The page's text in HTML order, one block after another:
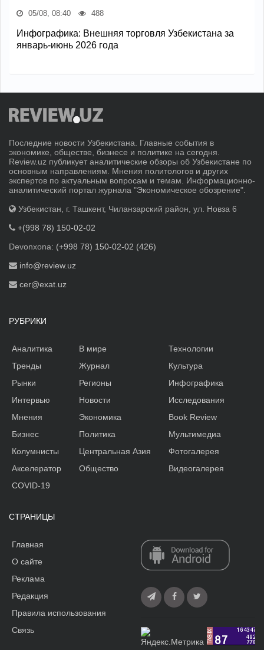
05/08, 08:40 488
Инфографика: Внешняя торговля Узбекистана за
январь-июнь 2026 года
Последние новости Узбекистана. Главные события в
экономике, обществе, бизнесе и политике на сегодня.
Review.uz публикует аналитические обзоры об Узбекистане по
основным направлениям. Мнения политологов и других
экспертов по актуальным вопросам и темам. Информационно-
аналитический портал журнала "Экономическое обозрение".
Узбекистан, г. Ташкент, Чиланзарский район, ул. Новза 6
+(998 78) 150-02-02
Devonxona: (+998 78) 150-02-02 (426)
info@review.uz
cer@exat.uz
РУБРИКИ
Аналитика
Тренды
Рынки
Интервью
Мнения
Бизнес
Колумнисты
Акселератор
В мире
Журнал
Регионы
Новости
Экономика
Политика
Центральная Азия
Общество
Технологии
Культура
Инфографика
Исследования
Book Review
Мультимедиа
Фотогалерея
Видеогалерея
COVID-19
СТРАНИЦЫ
Главная
О сайте
Реклама
Редакция
Правила использования
Связь